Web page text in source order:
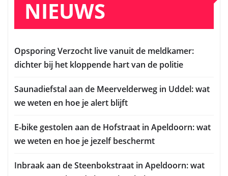
NIEUWS
Opsporing Verzocht live vanuit de meldkamer:
dichter bij het kloppende hart van de politie
Saunadiefstal aan de Meervelderweg in Uddel: wat
we weten en hoe je alert blijft
E-bike gestolen aan de Hofstraat in Apeldoorn: wat
we weten en hoe je jezelf beschermt
Inbraak aan de Steenbokstraat in Apeldoorn: wat